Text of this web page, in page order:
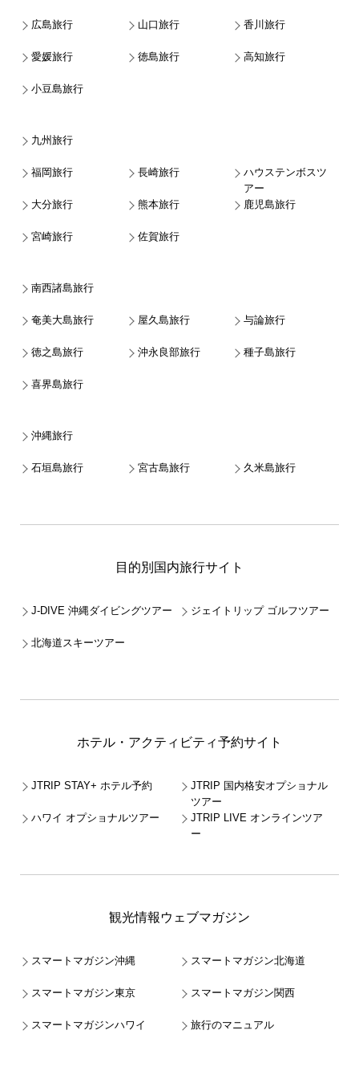
広島旅行 山口旅行 香川旅行
愛媛旅行 徳島旅行 高知旅行
小豆島旅行
九州旅行
福岡旅行 長崎旅行
ハウステンボスツ
アー
大分旅行
熊本旅行 鹿児島旅行
宮崎旅行 佐賀旅行
南西諸島旅行
奄美大島旅行 屋久島旅行 与論旅行
徳之島旅行 沖永良部旅行 種子島旅行
喜界島旅行
沖縄旅行
石垣島旅行 宮古島旅行 久米島旅行
目的別国内旅行サイト
J-DIVE 沖縄ダイビングツアー ジェイトリップ ゴルフツアー
北海道スキーツアー
ホテル・アクティビティ予約サイト
JTRIP STAY+ ホテル予約
JTRIP 国内格安オプショナル
ツアー
ハワイ オプショナルツアー
JTRIP LIVE オンラインツア
ー
観光情報ウェブマガジン
スマートマガジン沖縄 スマートマガジン北海道
スマートマガジン東京 スマートマガジン関西
スマートマガジンハワイ 旅行のマニュアル